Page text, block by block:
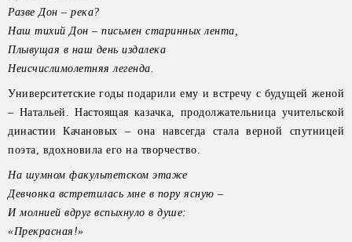
Разве Дон – река?
Наш тихий Дон – письмен старинных лента,
Плывущая в наш день издалека
Неисчислимолетняя легенда.
Университетские годы подарили ему и встречу с будущей женой
– Натальей. Настоящая казачка, продолжательница учительской
династии Качановых – она навсегда стала верной спутницей
поэта, вдохновила его на творчество.
На шумном факультетском этаже
Девчонка встретиласьмне в пору ясную –
И молнией вдруг вспыхнуло в душе:
«Прекрасная!»